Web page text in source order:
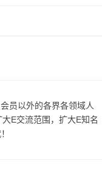
员以外的各界各领域人
E交流范围，扩大E知名